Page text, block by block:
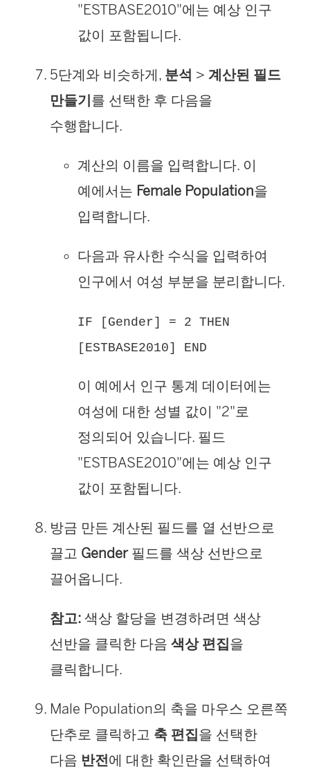
"ESTBASE2010"에는 예상 인구
값이 포함됩니다.
5단계와 비슷하게, 분석 > 계산된 필드
만들기를 선택한 후 다음을
수행합니다.
계산의 이름을 입력합니다. 이
예에서는 Female Population을
입력합니다.
다음과 유사한 수식을 입력하여
인구에서 여성 부분을 분리합니다.
IF [Gender] = 2 THEN
[ESTBASE2010] END
이 예에서 인구 통계 데이터에는
여성에 대한 성별 값이 "2"로
정의되어 있습니다. 필드
"ESTBASE2010"에는 예상 인구
값이 포함됩니다.
방금 만든 계산된 필드를 열 선반으로
끌고 Gender필드를 색상 선반으로
끌어옵니다.
참고: 색상 할당을 변경하려면 색상
선반을 클릭한 다음 색상 편집을
클릭합니다.
Male Population의 축을 마우스 오른쪽
단추로 클릭하고 축 편집을 선택한
다음 반전에 대한 확인란을 선택하여